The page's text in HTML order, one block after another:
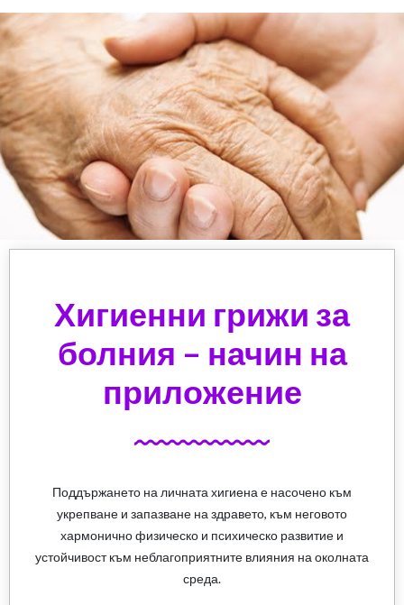
Хигиенни грижи за
болния – начин на
приложение
Поддържането на личната хигиена е насочено към
укрепване и запазване на здравето, към неговото
хармонично физическо и психическо развитие и
устойчивост към неблагоприятните влияния на околната
среда.